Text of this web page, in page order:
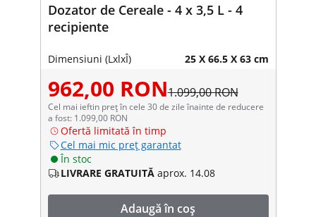
Dozator de Cereale - 4 x 3,5 L - 4
recipiente
Dimensiuni (LxlxÎ) 25 X 66.5 X 63 cm
962,00 RON1.099,00 RON
Cel mai ieftin preț în cele 30 de zile înainte de reducere
a fost: 1.099,00 RON
Ofertă limitată în timp
Cel mai mic preț garantat
În stoc
LIVRARE GRATUITĂ aprox. 14.08
Adaugă în coș